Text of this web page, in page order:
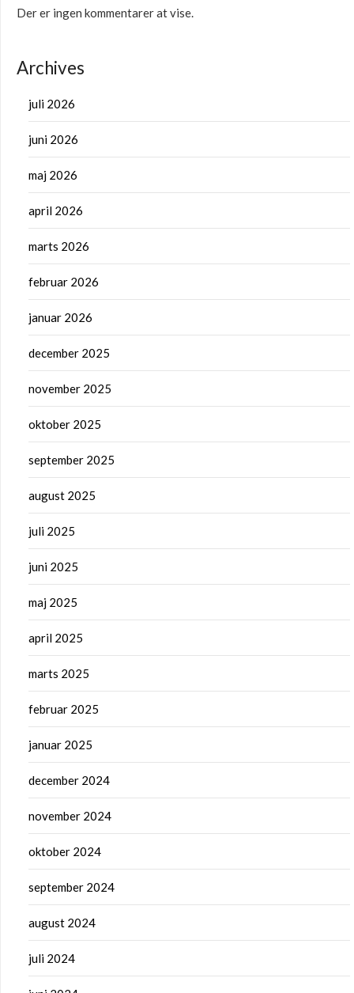
Der er ingen kommentarer at vise.
Archives
juli 2026
juni 2026
maj 2026
april 2026
marts 2026
februar 2026
januar 2026
december 2025
november 2025
oktober 2025
september 2025
august 2025
juli 2025
juni 2025
maj 2025
april 2025
marts 2025
februar 2025
januar 2025
december 2024
november 2024
oktober 2024
september 2024
august 2024
juli 2024